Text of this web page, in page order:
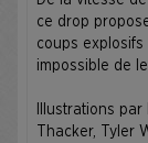
ce drop
coups
impossible de
Illustrations
Thacker, Tyler